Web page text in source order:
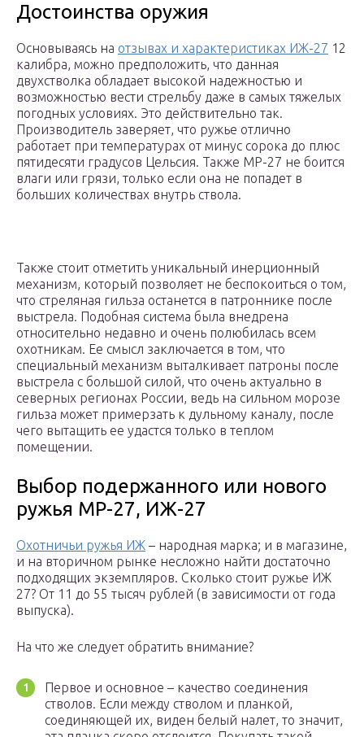
Достоинства оружия
Основываясь на отзывах и характеристиках ИЖ-27 12
калибра, можно предположить, что данная
двухстволка обладает высокой надежностью и
возможностью вести стрельбу даже в самых тяжелых
погодных условиях. Это действительно так.
Производитель заверяет, что ружье отлично
работает при температурах от минус сорока до плюс
пятидесяти градусов Цельсия. Также МР-27 не боится
влаги или грязи, только если она не попадет в
больших количествах внутрь ствола.
Также стоит отметить уникальный инерционный
механизм, который позволяет не беспокоиться о том,
что стреляная гильза останется в патроннике после
выстрела. Подобная система была внедрена
относительно недавно и очень полюбилась всем
охотникам. Ее смысл заключается в том, что
специальный механизм выталкивает патроны после
выстрела с большой силой, что очень актуально в
северных регионах России, ведь на сильном морозе
гильза может примерзать к дульному каналу, после
чего вытащить ее удастся только в теплом
помещении.
Выбор подержанного или нового
ружья МР-27, ИЖ-27
Охотничьи ружья ИЖ – народная марка; и в магазине,
и на вторичном рынке несложно найти достаточно
подходящих экземпляров. Сколько стоит ружье ИЖ
27? От 11 до 55 тысяч рублей (в зависимости от года
выпуска).
На что же следует обратить внимание?
Первое и основное – качество соединения
стволов. Если между стволом и планкой,
соединяющей их, виден белый налет, то значит,